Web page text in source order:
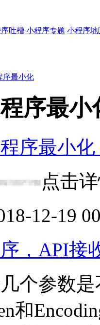
吐槽 小程序专题 小程序地
序最小化
序最小
序最小化
点击
12-19
，API接
个参数
和